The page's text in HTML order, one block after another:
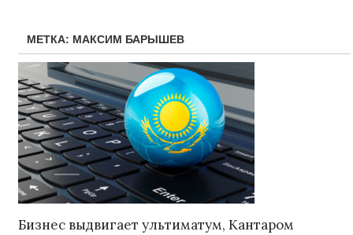
МЕТКА: МАКСИМ БАРЫШЕВ
Бизнес выдвигает ультиматум, Кантаром